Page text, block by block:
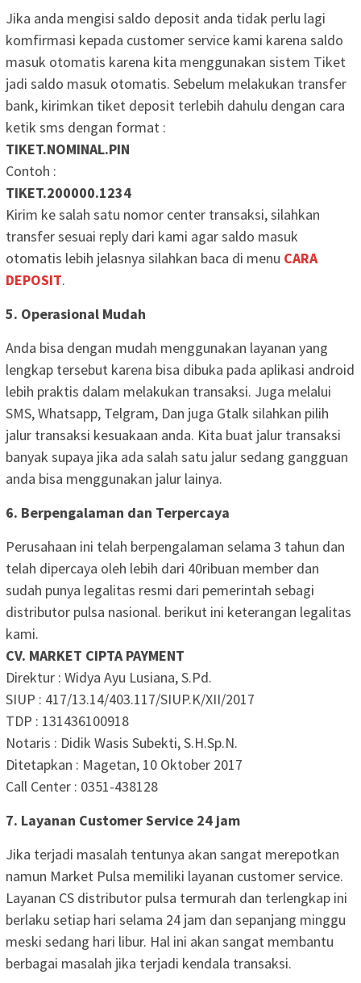
Jika anda mengisi saldo deposit anda tidak perlu lagi
komfirmasi kepada customer service kami karena saldo
masuk otomatis karena kita menggunakan sistem Tiket
jadi saldo masuk otomatis. Sebelum melakukan transfer
bank, kirimkan tiket deposit terlebih dahulu dengan cara
ketik sms dengan format :
TIKET.NOMINAL.PIN
Contoh :
TIKET.200000.1234
Kirim ke salah satu nomor center transaksi, silahkan
transfer sesuai reply dari kami agar saldo masuk
otomatis lebih jelasnya silahkan baca di menu CARA
DEPOSIT.
5. Operasional Mudah
Anda bisa dengan mudah menggunakan layanan yang
lengkap tersebut karena bisa dibuka pada aplikasi android
lebih praktis dalam melakukan transaksi. Juga melalui
SMS, Whatsapp, Telgram, Dan juga Gtalk silahkan pilih
jalur transaksi kesuakaan anda. Kita buat jalur transaksi
banyak supaya jika ada salah satu jalur sedang gangguan
anda bisa menggunakan jalur lainya.
6. Berpengalaman dan Terpercaya
Perusahaan ini telah berpengalaman selama 3 tahun dan
telah dipercaya oleh lebih dari 40ribuan member dan
sudah punya legalitas resmi dari pemerintah sebagi
distributor pulsa nasional. berikut ini keterangan legalitas
kami.
CV. MARKET CIPTA PAYMENT
Direktur : Widya Ayu Lusiana, S.Pd.
SIUP : 417/13.14/403.117/SIUP.K/XII/2017
TDP : 131436100918
Notaris : Didik Wasis Subekti, S.H.Sp.N.
Ditetapkan : Magetan, 10 Oktober 2017
Call Center : 0351-438128
7. Layanan Customer Service 24 jam
Jika terjadi masalah tentunya akan sangat merepotkan
namun Market Pulsa memiliki layanan customer service.
Layanan CS distributor pulsa termurah dan terlengkap ini
berlaku setiap hari selama 24 jam dan sepanjang minggu
meski sedang hari libur. Hal ini akan sangat membantu
berbagai masalah jika terjadi kendala transaksi.